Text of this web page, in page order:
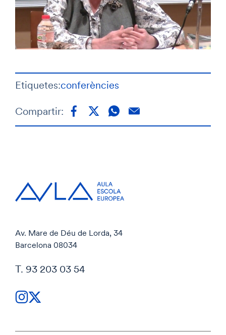
Etiquetes:conferències
Compartir:
Av. Mare de Déu de Lorda, 34
Barcelona 08034
T. 93 203 03 54